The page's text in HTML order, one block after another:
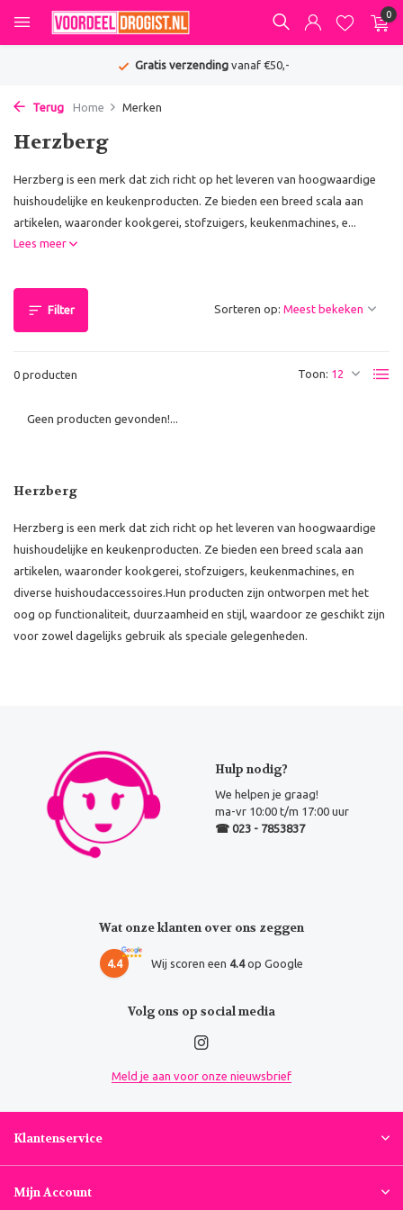
0
Gratis verzendingvanaf €50,-
Terug Home Merken
Herzberg
Herzberg is een merk dat zich richt op het leveren van hoogwaardige
huishoudelijke en keukenproducten. Ze bieden een breed scala aan
artikelen, waaronder kookgerei, stofzuigers, keukenmachines, e...
Lees meer
Filter
0 producten Toon:
Sorteren op:
Geen producten gevonden!...
Herzberg
Herzberg is een merk dat zich richt op het leveren van hoogwaardige
huishoudelijke en keukenproducten. Ze bieden een breed scala aan
artikelen, waaronder kookgerei, stofzuigers, keukenmachines, en
diverse huishoudaccessoires.Hun producten zijn ontworpen met het
oog op functionaliteit, duurzaamheid en stijl, waardoor ze geschikt zijn
voor zowel dagelijks gebruik als speciale gelegenheden.
Hulp nodig?
We helpen je graag!
ma-vr 10:00 t/m 17:00 uur
☎ 023 - 7853837
Wat onze klanten over ons zeggen
4.4 Wij scoren een 4.4op Google
Volg ons op social media
Meld je aan voor onze nieuwsbrief
Klantenservice
Mijn Account